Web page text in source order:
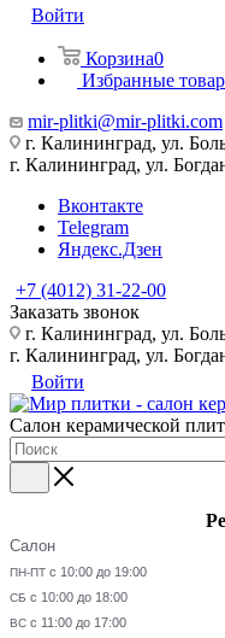
Войти
Корзина0
Избранные
mir-plitki@mir-plitki.com
г. Калининград, ул.
г. Калининград, ул.
Вконтакте
Telegram
Яндекс.Дзен
+7 (4012) 31-22-00
Заказать звонок
г. Калининград, ул.
г. Калининград, ул.
Войти
Салон керамической
Салон
ПН-ПТ с 10:00 до 19:00
СБ с 10:00 до 18:00
ВС с 11:00 до 17:00